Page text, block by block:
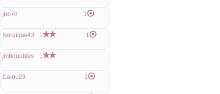
jbb78 1
Nordique43 1 1
jmbdoubles 1
Calou23 1